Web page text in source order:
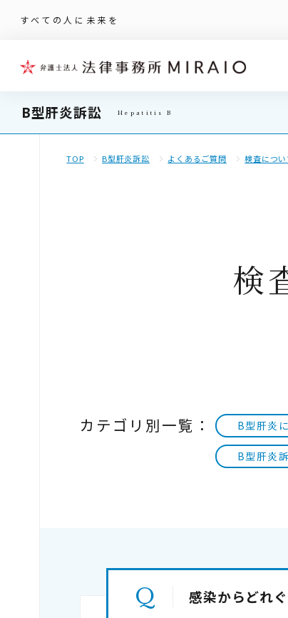
すべての人に未来を
B型肝炎訴訟
TOP B型肝炎訴訟 よくあるご質問 検査につい
検
カテゴリ別一覧： B型肝炎
B型肝炎
感染からどれ